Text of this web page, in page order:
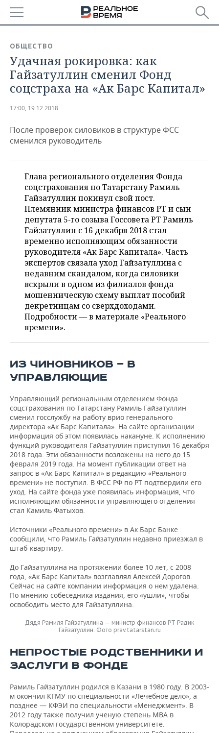
БАШКОРТОСТАН
ТАТАРСТАН
НОВОСТИ
АНАЛИТИКА
ДЕКЛАРАЦИИ О ДОХОДАХ
КОРОЛИ ГОСЗАКАЗА ПФО
КОМУ ПРИНАДЛЕЖАТ
ТОРГОВЫЕ ЦЕНТРЫ
ТАТАРСТАНА
НОВОСТИ ЭКОНОМИКИ
ФИНАНСЫ
БЮДЖЕТ
ИНВЕСТИЦИИ
ПРОМЫШЛЕННОСТЬ
НОВОСТИ
АГРОПРОМ
МАШИНОСТРОЕНИЕ
НЕФТЕХИМИЯ
НЕФТЬ
ОПК
ЭНЕРГЕТИКА
НЕДВИЖИМОСТЬ
НОВОСТИ АВТО
БИЗНЕС
НОВОСТИ БИЗНЕСА
РОЗНИЧНАЯ ТОРГОВЛЯ
ТРАНСПОРТ
УСЛУГИ
ТЕХНОЛОГИИ
НОВОСТИ ТЕХНОЛОГИЙ
МЕДИА
ТЕЛЕКОММУНИКАЦИИ
МЕРОПРИЯТИЯ
НОВОСТИ МЕРОПРИЯТИЙ
ВЫЕЗДНАЯ РЕДАКЦИЯ
БИЗНЕС-БРАНЧИ
ONLINE-КОНФЕРЕНЦИИ
СПОРТ
НОВОСТИ СПОРТА
ФУТБОЛ
ХОККЕЙ
ВОЛЕЙБОЛ
КИБЕРСПОРТ
ФИГУРНОЕ КАТАНИЕ
ВОДНЫЕ ВИДЫ СПОРТА
ХОККЕЙ С МЯЧОМ
ОБЩЕСТВО
НОВОСТИ ОБЩЕСТВА
ВЛАСТЬ
ИСТОРИЯ
КУЛЬТУРА
МЕДИЦИНА
ОБРАЗОВАНИЕ
ПРОИСШЕСТВИЯ
ФОТОГАЛЕРЕЯ
СЮЖЕТЫ
СПИСОК ПЕРСОН
СПИСОК КОМПАНИЙ
ПОЛНАЯ ВЕРСИЯ
ОБЩЕСТВО
Удачная рокировка: как
Гайзатуллин сменил Фонд
соцстраха на «Ак Барс Капитал»
17:00, 19.12.2018
После проверок силовиков в структуре ФСС
сменился руководитель
Глава регионального отделения Фонда
соцстрахования по Татарстану Рамиль
Гайзатуллин покинул свой пост.
Племянник министра финансов РТ и сын
депутата 5-го созыва Госсовета РТ Рамиль
Гайзатуллин с 16 декабря 2018 стал
временно исполняющим обязанности
руководителя «Ак Барс Капитала». Часть
экспертов связала уход Гайзатуллина с
недавним скандалом, когда силовики
вскрыли в одном из филиалов фонда
мошенническую схему выплат пособий
декретницам со сверхдоходами.
Подробности — в материале «Реального
времени».
ИЗ ЧИНОВНИКОВ — В
УПРАВЛЯЮЩИЕ
Управляющий региональным отделением Фонда
соцстрахования по Татарстану Рамиль Гайзатуллин
сменил госслужбу на работу врио генерального
директора «Ак Барс Капитала». На сайте организации
информация об этом появилась накануне. К исполнению
функций руководителя Гайзатуллин приступил 16 декабря
2018 года. Эти обязанности возложены на него до 15
февраля 2019 года. На момент публикации ответ на
запрос в «Ак Барс Капитал» в редакцию «Реального
времени» не поступил. В ФСС РФ по РТ подтвердили его
уход. На сайте фонда уже появилась информация, что
исполняющим обязанности управляющего отделения
стал Камиль Фатыхов.
Источники «Реального времени» в Ак Барс Банке
сообщили, что Рамиль Гайзатуллин недавно приезжал в
штаб-квартиру.
До Гайзатуллина на протяжении более 10 лет, с 2008
года, «Ак Барс Капитал» возглавлял Алексей Дорогов.
Сейчас на сайте компании информация о нем удалена.
По мнению собеседника издания, его «ушли», чтобы
освободить место для Гайзатуллина.
Дядя Рамиля Гайзатуллина — министр финансов РТ Радик
Гайзатуллин. Фото prav.tatarstan.ru
НЕПРОСТЫЕ РОДСТВЕННИКИ И
ЗАСЛУГИ В ФОНДЕ
Рамиль Гайзатуллин родился в Казани в 1980 году. В 2003-
м окончил КГМУ по специальности «Лечебное дело», а
позднее — КФЭИ по специальности «Менеджмент». В
2012 году также получил ученую степень MBA в
Колорадском государственном университете.